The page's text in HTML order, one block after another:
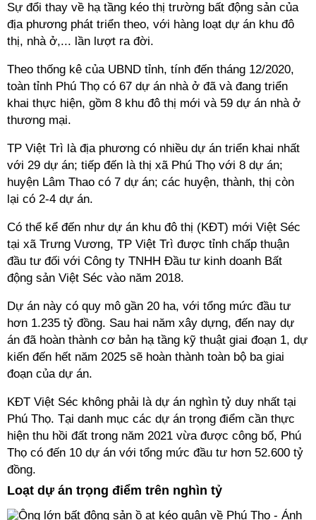
Sự đổi thay về hạ tầng kéo thị trường bất động sản của
địa phương phát triển theo, với hàng loạt dự án khu đô
thị, nhà ở,... lần lượt ra đời.
Theo thống kê của UBND tỉnh, tính đến tháng 12/2020,
toàn tỉnh Phú Thọ có 67 dự án nhà ở đã và đang triển
khai thực hiện, gồm 8 khu đô thị mới và 59 dự án nhà ở
thương mại.
TP Việt Trì là địa phương có nhiều dự án triển khai nhất
với 29 dự án; tiếp đến là thị xã Phú Thọ với 8 dự án;
huyện Lâm Thao có 7 dự án; các huyện, thành, thị còn
lại có 2-4 dự án.
Có thể kể đến như dự án khu đô thị (KĐT) mới Việt Séc
tại xã Trưng Vương, TP Việt Trì được tỉnh chấp thuận
đầu tư đối với Công ty TNHH Đầu tư kinh doanh Bất
động sản Việt Séc vào năm 2018.
Dự án này có quy mô gần 20 ha, với tổng mức đầu tư
hơn 1.235 tỷ đồng. Sau hai năm xây dựng, đến nay dự
án đã hoàn thành cơ bản hạ tầng kỹ thuật giai đoạn 1, dự
kiến đến hết năm 2025 sẽ hoàn thành toàn bộ ba giai
đoạn của dự án.
KĐT Việt Séc không phải là dự án nghìn tỷ duy nhất tại
Phú Thọ. Tại danh mục các dự án trọng điểm cần thực
hiện thu hồi đất trong năm 2021 vừa được công bố, Phú
Thọ có đến 10 dự án với tổng mức đầu tư hơn 52.600 tỷ
đồng.
Loạt dự án trọng điểm trên nghìn tỷ